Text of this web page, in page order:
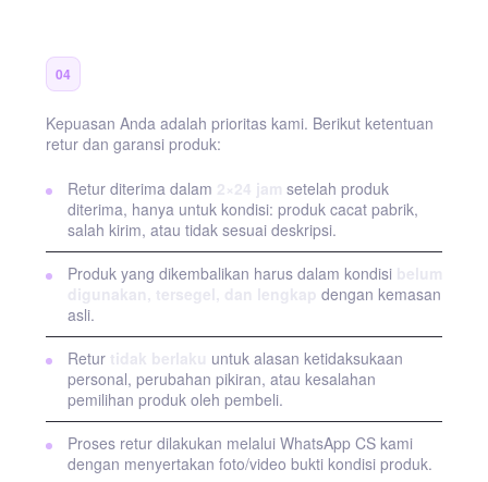
04
Kepuasan Anda adalah prioritas kami. Berikut ketentuan
retur dan garansi produk:
Retur diterima dalam
setelah produk
diterima, hanya untuk kondisi: produk cacat pabrik,
salah kirim, atau tidak sesuai deskripsi.
Produk yang dikembalikan harus dalam kondisi
dengan kemasan
asli.
Retur
untuk alasan ketidaksukaan
personal, perubahan pikiran, atau kesalahan
pemilihan produk oleh pembeli.
Proses retur dilakukan melalui WhatsApp CS kami
dengan menyertakan foto/video bukti kondisi produk.